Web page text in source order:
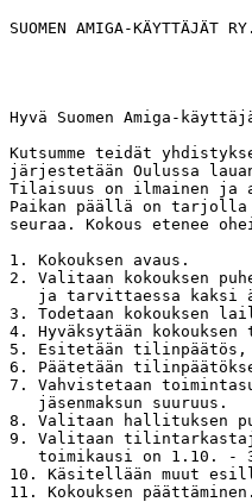
SUOMEN AMIGA-
Hyvä Suomen Amiga-
Kutsumme teidät
järjestetään Oulussa
Tilaisuus on ilmainen ja
Paikan päällä on tarjolla
seuraa. Kokous etenee
1. Kokouksen avaus.
2. Valitaan kokouksen
ja tarvittaessa kaksi
3. Todetaan kokouksen
4. Hyväksytään
5. Esitetään
6. Päätetään
7. Vahvistetaan
   jäsenmaksun suuruus.
8. Valitaan hallituksen
9. Valitaan
toimikausi on 1.10. -
10. Käsitellään muut
11. Kokouksen päättäminen.